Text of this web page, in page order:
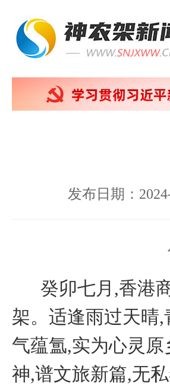
发布日期：
癸卯七月,香港
架。适逢雨过天晴
气蕴氲,实为心灵
神,谱文旅新篇,无